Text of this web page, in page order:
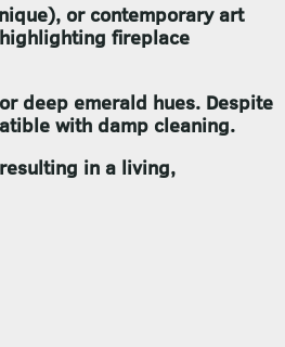
or contemporary art
fireplace
deep emerald hues. Despite
with damp cleaning.
in a living,